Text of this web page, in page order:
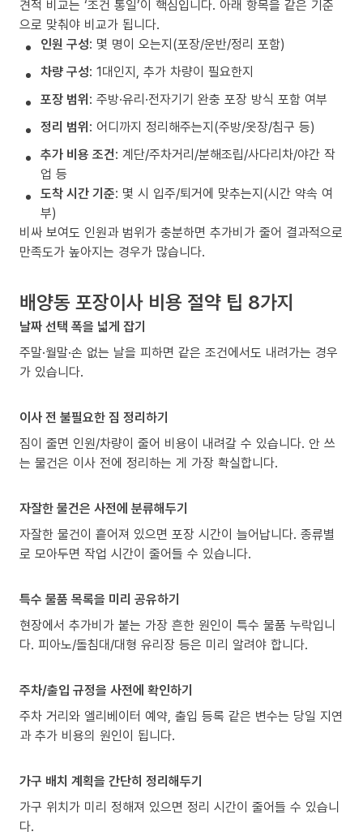
견적 비교는 ‘조건 통일’이 핵심입니다. 아래 항목을 같은 기준
으로 맞춰야 비교가 됩니다.
인원 구성: 몇 명이 오는지(포장/운반/정리 포함)
차량 구성: 1대인지, 추가 차량이 필요한지
포장 범위: 주방·유리·전자기기 완충 포장 방식 포함 여부
정리 범위: 어디까지 정리해주는지(주방/옷장/침구 등)
추가 비용 조건: 계단/주차거리/분해조립/사다리차/야간 작
업 등
도착 시간 기준: 몇 시 입주/퇴거에 맞추는지(시간 약속 여
부)
비싸 보여도 인원과 범위가 충분하면 추가비가 줄어 결과적으로
만족도가 높아지는 경우가 많습니다.
배양동 포장이사 비용 절약 팁 8가지
날짜 선택 폭을 넓게 잡기
주말·월말·손 없는 날을 피하면 같은 조건에서도 내려가는 경우
가 있습니다.
이사 전 불필요한 짐 정리하기
짐이 줄면 인원/차량이 줄어 비용이 내려갈 수 있습니다. 안 쓰
는 물건은 이사 전에 정리하는 게 가장 확실합니다.
자잘한 물건은 사전에 분류해두기
자잘한 물건이 흩어져 있으면 포장 시간이 늘어납니다. 종류별
로 모아두면 작업 시간이 줄어들 수 있습니다.
특수 물품 목록을 미리 공유하기
현장에서 추가비가 붙는 가장 흔한 원인이 특수 물품 누락입니
다. 피아노/돌침대/대형 유리장 등은 미리 알려야 합니다.
주차/출입 규정을 사전에 확인하기
주차 거리와 엘리베이터 예약, 출입 등록 같은 변수는 당일 지연
과 추가 비용의 원인이 됩니다.
가구 배치 계획을 간단히 정리해두기
가구 위치가 미리 정해져 있으면 정리 시간이 줄어들 수 있습니
다.